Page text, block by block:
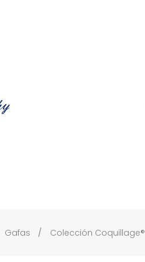
Gafas Colección Coquillage®